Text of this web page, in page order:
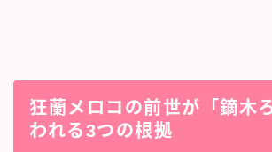
狂蘭メロコの前世が「鏑木
われる3つの根拠